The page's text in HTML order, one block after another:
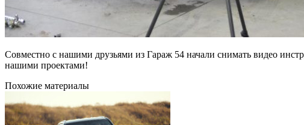
Совместно с нашими друзьями из Гараж 54 начали снимать видео
нашими проектами!
Похожие материалы